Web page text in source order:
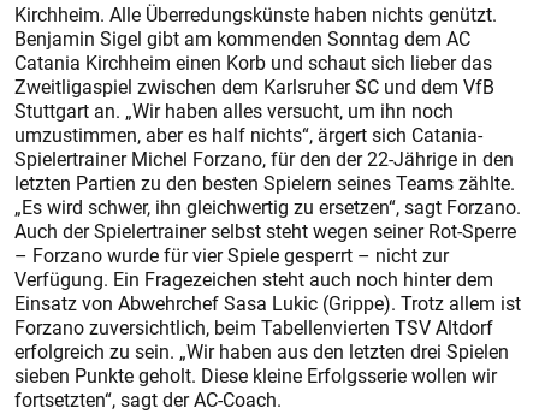
Kirchheim. Alle Überredungskünste haben nichts genützt.
Benjamin Sigel gibt am kommenden Sonntag dem AC
Catania Kirchheim einen Korb und schaut sich lieber das
Zweitligaspiel zwischen dem Karlsruher SC und dem VfB
Stuttgart an. „Wir haben alles versucht, um ihn noch
umzustimmen, aber es half nichts“, ärgert sich Catania-
Spielertrainer Michel Forzano, für den der 22-Jährige in den
letzten Partien zu den besten Spielern seines Teams zählte.
„Es wird schwer, ihn gleichwertig zu ersetzen“, sagt Forzano.
Auch der Spielertrainer selbst steht wegen seiner Rot-Sperre
– Forzano wurde für vier Spiele gesperrt – nicht zur
Verfügung. Ein Fragezeichen steht auch noch hinter dem
Einsatz von Abwehrchef Sasa Lukic (Grippe). Trotz allem ist
Forzano zuversichtlich, beim Tabellenvierten TSV Altdorf
erfolgreich zu sein. „Wir haben aus den letzten drei Spielen
sieben Punkte geholt. Diese kleine Erfolgsserie wollen wir
fortsetzten“, sagt der AC-Coach.